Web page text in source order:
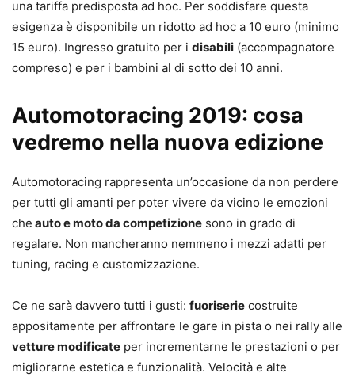
una tariffa predisposta ad hoc. Per soddisfare questa
esigenza è disponibile un ridotto ad hoc a 10 euro (minimo
15 euro). Ingresso gratuito per i disabili (accompagnatore
compreso) e per i bambini al di sotto dei 10 anni.
Automotoracing 2019: cosa
vedremo nella nuova edizione
Automotoracing rappresenta un’occasione da non perdere
per tutti gli amanti per poter vivere da vicino le emozioni
che auto e moto da competizione sono in grado di
regalare. Non mancheranno nemmeno i mezzi adatti per
tuning, racing e customizzazione.
Ce ne sarà davvero tutti i gusti: fuoriserie costruite
appositamente per affrontare le gare in pista o nei rally alle
vetture modificate per incrementarne le prestazioni o per
migliorarne estetica e funzionalità. Velocità e alte